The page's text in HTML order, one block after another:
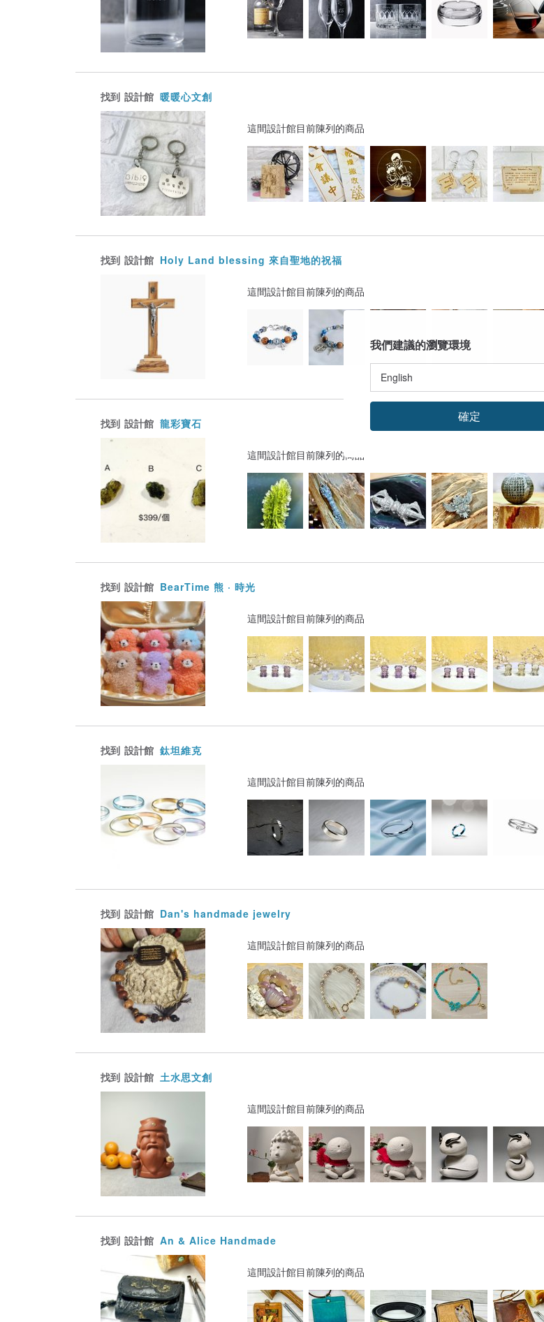
找到 設計館 暖暖心文創
這間設計館目前陳列的商品
找到 設計館 Holy Land blessing 來自聖地的祝福
這間設計館目前陳列的商品
找到 設計館 龍彩寶石
這間設計館目前陳列的商品
找到 設計館 BearTime 熊 · 時光
這間設計館目前陳列的商品
找到 設計館 鈦坦維克
這間設計館目前陳列的商品
找到 設計館 Dan's handmade jewelry
這間設計館目前陳列的商品
找到 設計館 土水思文創
這間設計館目前陳列的商品
找到 設計館 An & Alice Handmade
這間設計館目前陳列的商品
我們建議的瀏覽環境
確定